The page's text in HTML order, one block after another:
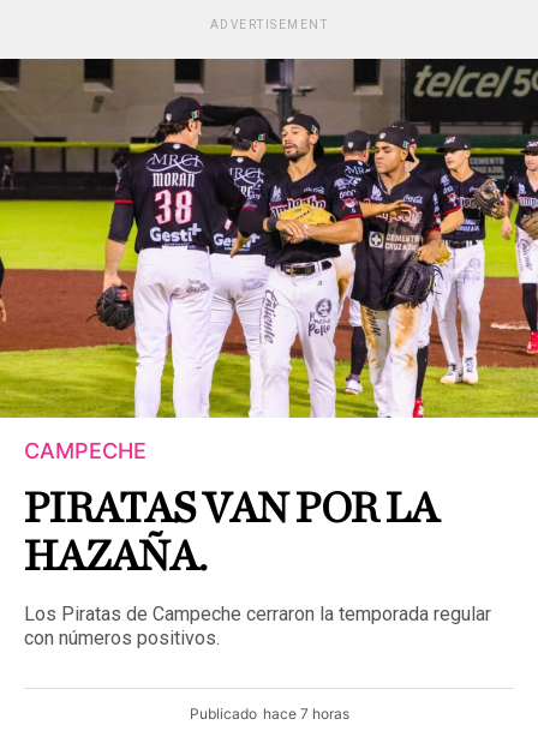
ADVERTISEMENT
CAMPECHE
PIRATAS VAN POR LA
HAZAÑA.
Los Piratas de Campeche cerraron la temporada regular
con números positivos.
Publicado hace 7 horas